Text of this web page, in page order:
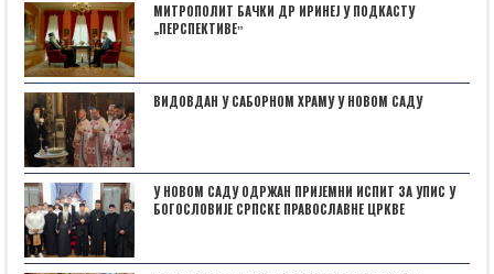
МИТРОПОЛИТ БАЧКИ ДР ИРИНЕЈ У ПОДКАСТУ
„ПЕРСПЕКТИВЕˮ
ВИДОВДАН У САБОРНОМ ХРАМУ У НОВОМ САДУ
У НОВОМ САДУ ОДРЖАН ПРИЈЕМНИ ИСПИТ ЗА УПИС У
БОГОСЛОВИЈЕ СРПСКЕ ПРАВОСЛАВНЕ ЦРКВЕ